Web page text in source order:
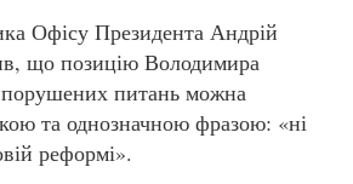
Офісу Президента Андрій
що позицію Володимира
порушених питань можна
та однозначною фразою: «ні
реформі».